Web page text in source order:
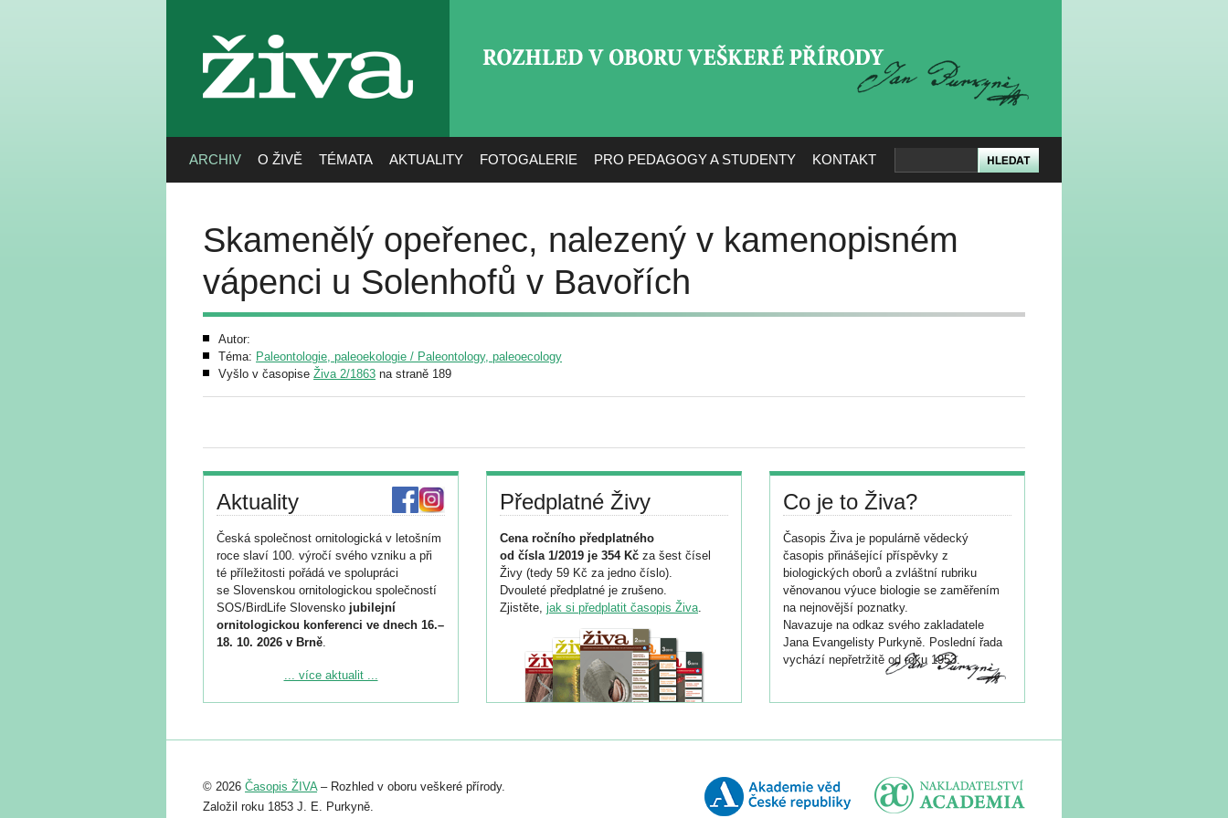
živa
ARCHIV O ŽIVĚ TÉMATA AKTUALITY FOTOGALERIE PRO PEDAGOGY A STUDENTY KONTAKT
Skamenělý opeřenec, nalezený v kamenopisném
vápenci u Solenhofů v Bavořích
Autor:
Téma: Paleontologie, paleoekologie / Paleontology, paleoecology
Vyšlo v časopise Živa 2/1863 na straně 189
Aktuality
Česká společnost ornitologická v letošním
roce slaví 100. výročí svého vzniku a při
té příležitosti pořádá ve spolupráci
se Slovenskou ornitologickou společností
SOS/BirdLife Slovensko jubilejní
ornitologickou konferenci ve dnech 16.–
18. 10. 2026 v Brně.
Podrobnější informace ke konferenci
Registrovat se můžete do 6. září.
abstraktu přihlášené přednášky nebo
posteru je už 30. června.
... více aktualit ...
Předplatné Živy
Cena ročního předplatného
od čísla 1/2019 je 354 Kč za šest čísel
Živy (tedy 59 Kč za jedno číslo).
Dvouleté předplatné je zrušeno.
Zjistěte, jak si předplatit časopis Živa.
Co je to Živa?
Časopis Živa je populárně vědecký
časopis přinášející příspěvky z
biologických oborů a zvláštní rubriku
věnovanou výuce biologie se zaměřením
na nejnovější poznatky.
Navazuje na odkaz svého zakladatele
Jana Evangelisty Purkyně. Poslední řada
vychází nepřetržitě od roku 1953.
© 2026 Časopis ŽIVA– Rozhled v oboru veškeré přírody.
Založil roku 1853 J. E. Purkyně.